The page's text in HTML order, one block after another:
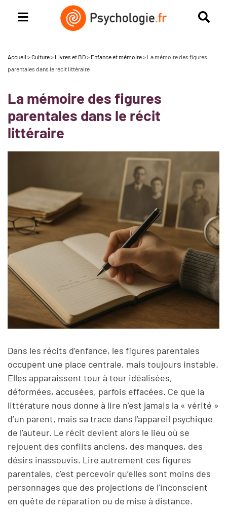
Accueil >Culture> Livres et BD> Enfance et mémoire> La mémoire des figures
parentales dans le récit littéraire
La mémoire des figures
parentales dans le récit
littéraire
Dans les récits d’enfance, les figures parentales
occupent une place centrale, mais toujours instable.
Elles apparaissent tour à tour idéalisées,
déformées, accusées, parfois effacées. Ce que la
littérature nous donne à lire n’est jamais la « vérité »
d’un parent, mais sa trace dans l’appareil psychique
de l’auteur. Le récit devient alors le lieu où se
rejouent des conflits anciens, des manques, des
désirs inassouvis. Lire autrement ces figures
parentales, c’est percevoir qu’elles sont moins des
personnages que des projections de l’inconscient
en quête de réparation ou de mise à distance.